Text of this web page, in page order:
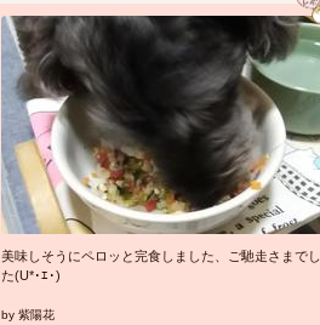
美味しそうにペロッと完食しました、ご馳走さまでし
た(U*･ｴ･)
by 紫陽花